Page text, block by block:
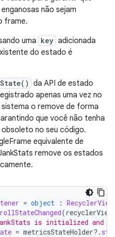
não sejam
frame.
uma key adicionada
do estado é
da API de estado
apenas uma vez no
o remove de forma
que você não tenha
no seu código.
equivalente de
remove os estados
= object : RecyclerView
(recyclerView
is initialized and
= metricsStateHolder?.